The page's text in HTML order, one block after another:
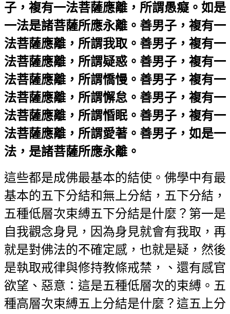
子，複有一法菩薩應離，所謂愚癡。如是
一法是諸菩薩所應永離。善男子，複有一
法菩薩應離，所謂我取。善男子，複有一
法菩薩應離，所謂疑惑。善男子，複有一
法菩薩應離，所謂憍慢。善男子，複有一
法菩薩應離，所謂懈怠。善男子，複有一
法菩薩應離，所謂惛眠。善男子，複有一
法菩薩應離，所謂愛著。善男子，如是一
法，是諸菩薩所應永離。
這些都是成佛最基本的結使。佛學中有最
基本的五下分結和無上分結，五下分結，
五種低層次束縛五下分結是什麼？第一是
自我觀念身見，因為身見就會有我取，再
就是對佛法的不確定感，也就是疑，然後
是執取戒律與修持教條戒禁，、還有感官
欲望、惡意：這是五種低層次的束縛。五
種高層次束縛五上分結是什麼？這五上分